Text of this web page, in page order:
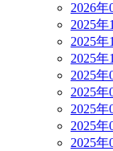
2026年
2025年
2025年
2025年
2025年
2025年
2025年
2025年
2025年